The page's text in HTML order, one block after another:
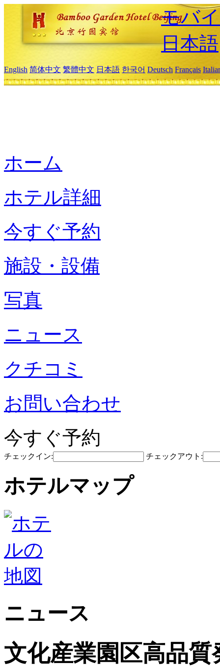
モバ
日本語
English 简体中文 繁體中文 日本語 한국어 Deutsch Français
ホーム
ホテル詳細
今すぐ予約
施設・設備
写真
ニュース
クチコミ
お問い合わせ
今すぐ予約
チェックイン: チェックアウト:
ホテルマップ
ニュース
文化産業園区高品